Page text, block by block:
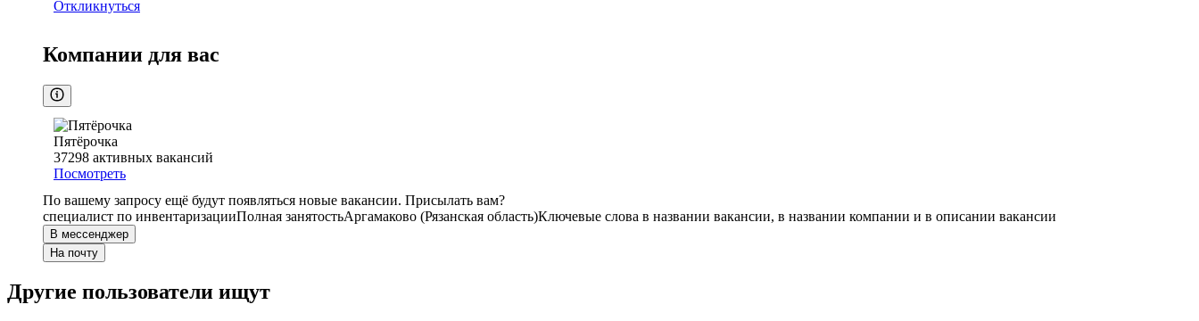
Откликнуться
Компании для вас
Пятёрочка
37298 активных вакансий
Посмотреть
По вашему запросу ещё будут появляться новые вакансии. Присылать вам?
специалист по инвентаризацииПолная занятостьАргамаково (Рязанская область)Ключевые слова в названии вакансии, в названии компании и в описании вакансии
В мессенджер
На почту
Другие пользователи ищут